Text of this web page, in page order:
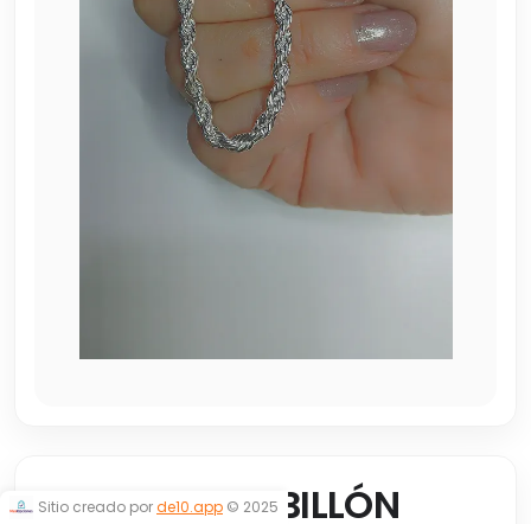
PULSERA TURBILLÓN
Sitio creado porde10.app © 2025